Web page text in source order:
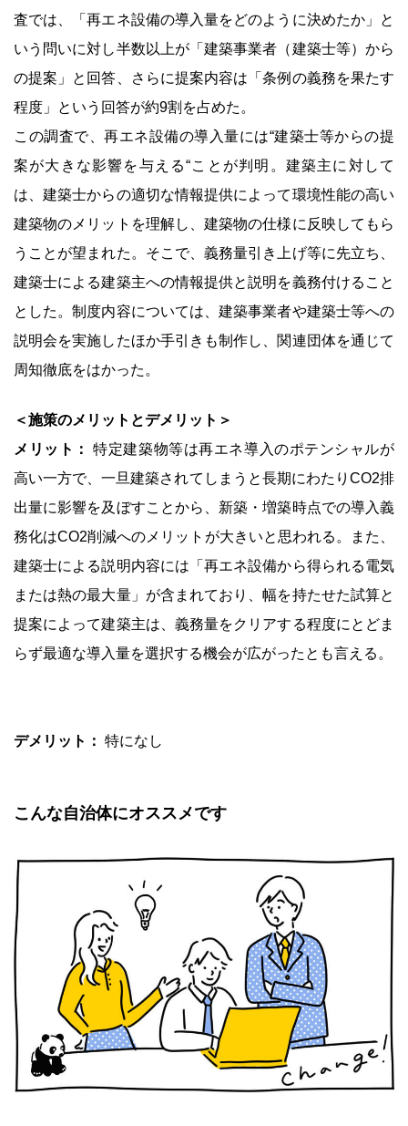
査では、「再エネ設備の導入量をどのように決めたか」と
いう問いに対し半数以上が「建築事業者（建築士等）から
の提案」と回答、さらに提案内容は「条例の義務を果たす
程度」という回答が約9割を占めた。
この調査で、再エネ設備の導入量には“建築士等からの提
案が大きな影響を与える“ことが判明。建築主に対して
は、建築士からの適切な情報提供によって環境性能の高い
建築物のメリットを理解し、建築物の仕様に反映してもら
うことが望まれた。そこで、義務量引き上げ等に先立ち、
建築士による建築主への情報提供と説明を義務付けること
とした。制度内容については、建築事業者や建築士等への
説明会を実施したほか手引きも制作し、関連団体を通じて
周知徹底をはかった。
＜施策のメリットとデメリット＞
メリット：
特定建築物等は再エネ導入のポテンシャルが
高い一方で、一旦建築されてしまうと長期にわたりCO2排
出量に影響を及ぼすことから、新築・増築時点での導入義
務化はCO2削減へのメリットが大きいと思われる。また、
建築士による説明内容には「再エネ設備から得られる電気
または熱の最大量」が含まれており、幅を持たせた試算と
提案によって建築主は、義務量をクリアする程度にとどま
らず最適な導入量を選択する機会が広がったとも言える。
デメリット： 特になし
こんな自治体にオススメです